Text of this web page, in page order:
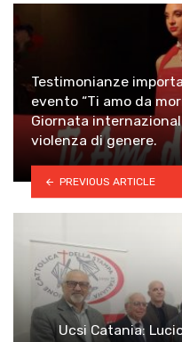
Testimonianze
evento “Ti amo da
Giornata
violenza di genere.
PREVIOUS ARTICLE
Ucsi Catania: